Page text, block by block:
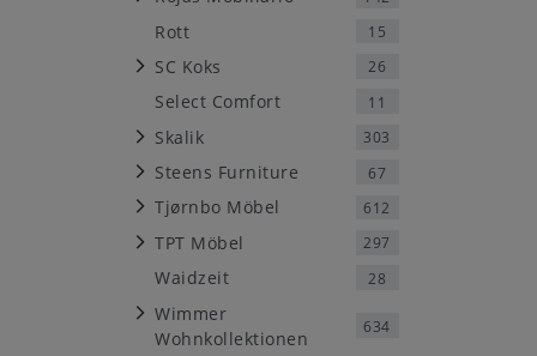
Rott 15
SC Koks 26
Select Comfort 11
Skalik 303
Steens Furniture 67
Tjørnbo Möbel 612
TPT Möbel 297
Waidzeit 28
Wimmer
Wohnkollektionen
634